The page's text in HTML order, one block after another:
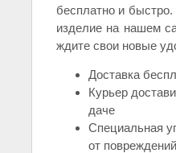
бесплатно и
изделие на нашем
ждите свои новые
Доставка
Курьер
даче
Специальная
от